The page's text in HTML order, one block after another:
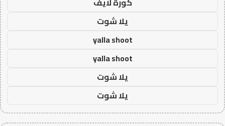
يلا شوت
yalla shoot
yalla shoot
يلا شوت
يلا شوت